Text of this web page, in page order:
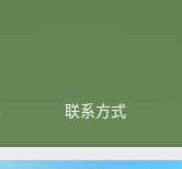
联系方式